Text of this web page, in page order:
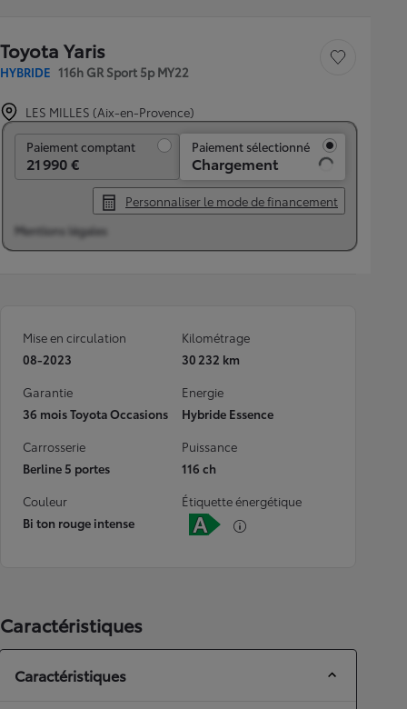
Toyota Yaris
HYBRIDE 116h GR Sport 5p MY22
Sauvegarder le
LES MILLES (Aix-en-Provence)
Paiement comptant
21 990 €
Paiement sélectionné
Chargement
Personnaliser le mode de financement
Mentions légales
Mise en circulation
08-2023
Kilométrage
30 232 km
Garantie
36 mois Toyota Occasions
Energie
Hybride Essence
Carrosserie
Berline 5 portes
Puissance
116 ch
Couleur
Bi ton rouge intense
Étiquette énergétique
Caractéristiques
Caractéristiques